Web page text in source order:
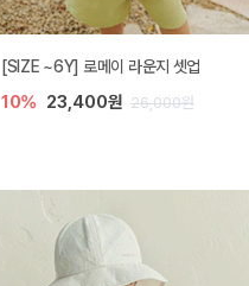
[SIZE ~6Y] 로메이 라운지 셋업
10% 23,400원 26,000원